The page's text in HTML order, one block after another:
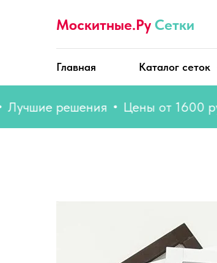
Москитные.Ру Сетки
Главная Каталог сеток
решения Цены от 1600 руб.